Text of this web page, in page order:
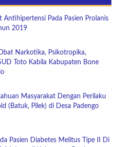
Antihipertensi Pada Pasien Prolanis
2019
Narkotika, Psikotropika,
Toto Kabila Kabupaten Bone
Masyarakat Dengan Perilaku
(Batuk, Pilek) di Desa Padengo
Pasien Diabetes Melitus Tipe II Di